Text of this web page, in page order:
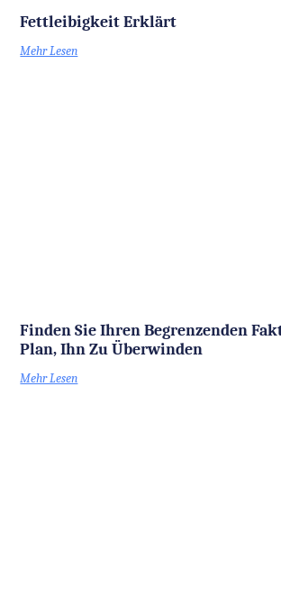
Fettleibigkeit Erklärt
Mehr Lesen
Finden Sie Ihren Begrenzenden
Plan, Ihn Zu Überwinden
Mehr Lesen